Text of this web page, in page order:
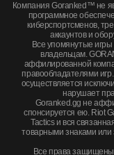
Компания Goranked™ не
программное
киберспортсменов,
аккаунтов и
Все упомянутые
владельцам.
аффилированной
правообладателями
осуществляется
нарушает
Goranked.gg не
спонсируется ею. Riot
Tactics и вся
товарными знаками
Все права